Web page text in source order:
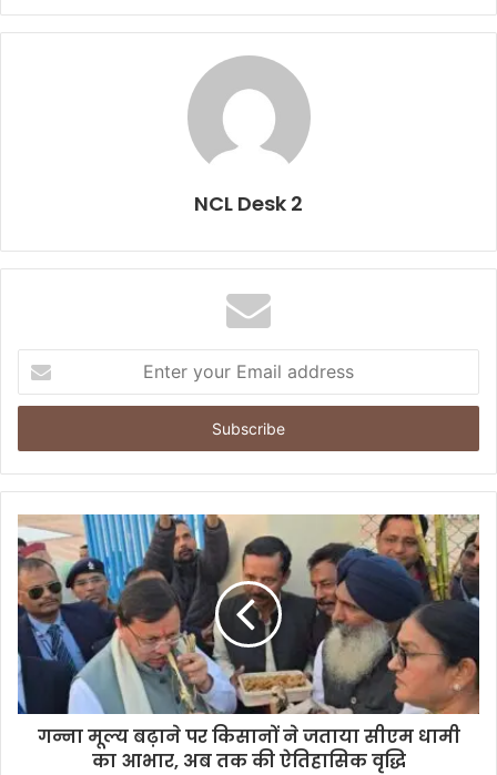
NCL Desk 2
t
r
y
u
r
E
m
a
l
a
d
गन्ना मूल्य बढ़ाने पर किसानों ने जताया सीएम धामी
का आभार, अब तक की ऐतिहासिक वृद्धि